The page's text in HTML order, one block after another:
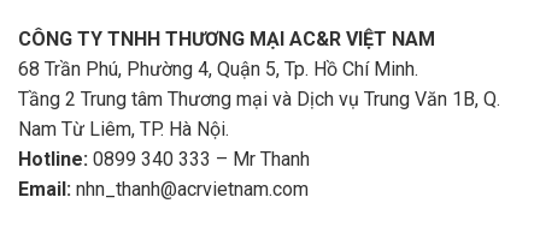
CÔNG TY TNHH THƯƠNG MẠI AC&R VIỆT NAM
68 Trần Phú, Phường 4, Quận 5, Tp. Hồ Chí Minh.
Tầng 2 Trung tâm Thương mại và Dịch vụ Trung Văn 1B, Q.
Nam Từ Liêm, TP. Hà Nội.
Hotline: 0899 340 333 – Mr Thanh
Email: nhn_thanh@acrvietnam.com